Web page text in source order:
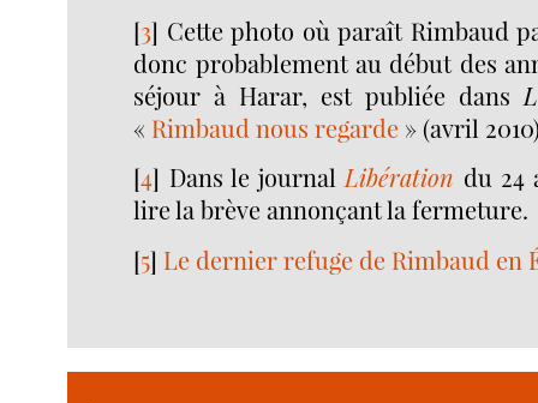
[3] Cette photo où paraît Rimbaud
donc probablement au début des
séjour à Harar, est publiée dans
« Rimbaud nous regarde » (avril
[4] Dans le journalLibération du 24
lire la brève annonçant la fermeture.
[5] Le dernier refuge de Rimbaud en